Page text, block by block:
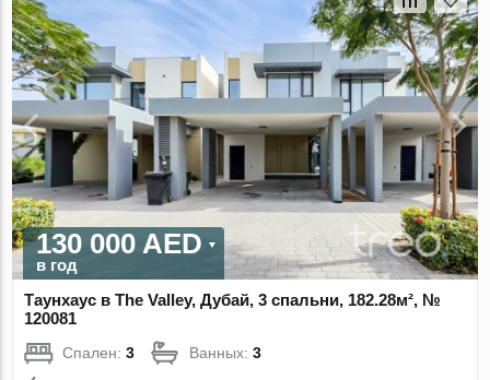
130 000 AED
в год
Таунхаус в The Valley, Дубай, 3 спальни, 182.28м², №
120081
Спален:3 Ванных:3